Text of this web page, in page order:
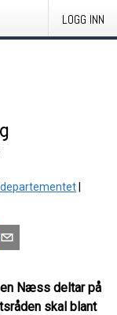
LOGG INN
Næss deltar på
skal blant